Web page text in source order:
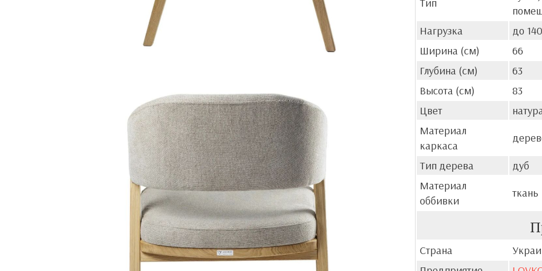
Нагрузка
до
Ширина (см)
66
Глубина (см)
63
Высота (см)
83
Цвет
Материал
каркаса
Тип дерева
дуб
Материал
оббивки
ткань
Страна